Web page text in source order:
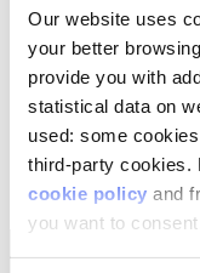
Our website uses
your better
provide you with
statistical data on
used: some
third-party cookies.
cookie policy and
you want to
manager delle
delle aziende.
whitepaper
SCARICA IL